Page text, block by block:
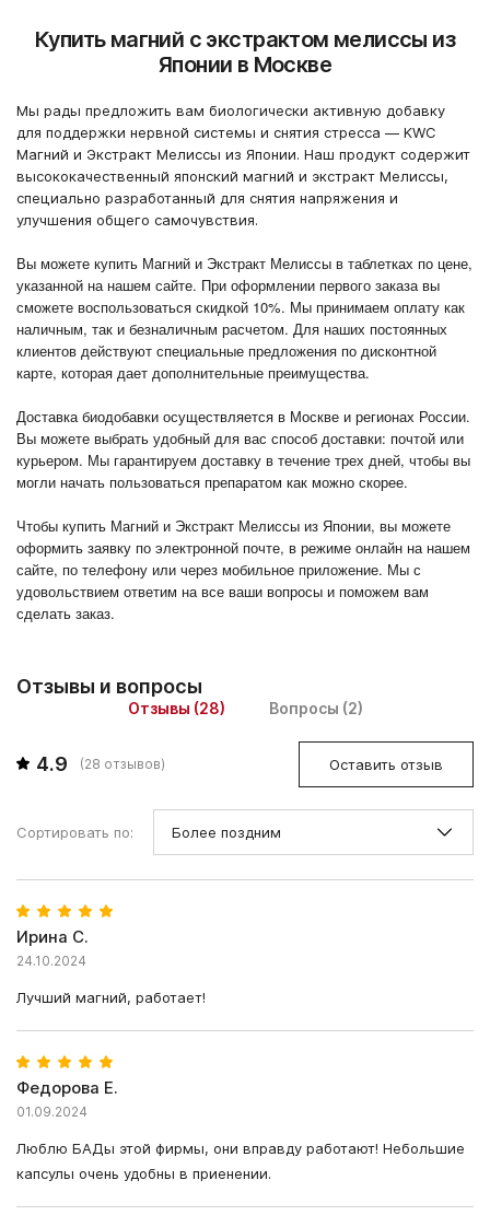
Купить магний с экстрактом мелиссы из
Японии в Москве
Мы рады предложить вам биологически активную добавку
для поддержки нервной системы и снятия стресса — KWC
Магний и Экстракт Мелиссы из Японии. Наш продукт содержит
высококачественный японский магний и экстракт Мелиссы,
специально разработанный для снятия напряжения и
улучшения общего самочувствия.
Вы можете купить Магний и Экстракт Мелиссы в таблетках по цене,
указанной на нашем сайте. При оформлении первого заказа вы
сможете воспользоваться скидкой 10%. Мы принимаем оплату как
наличным, так и безналичным расчетом. Для наших постоянных
клиентов действуют специальные предложения по дисконтной
карте, которая дает дополнительные преимущества.
Доставка биодобавки осуществляется в Москве и регионах России.
Вы можете выбрать удобный для вас способ доставки: почтой или
курьером. Мы гарантируем доставку в течение трех дней, чтобы вы
могли начать пользоваться препаратом как можно скорее.
Чтобы купить Магний и Экстракт Мелиссы из Японии, вы можете
оформить заявку по электронной почте, в режиме онлайн на нашем
сайте, по телефону или через мобильное приложение. Мы с
удовольствием ответим на все ваши вопросы и поможем вам
сделать заказ.
Отзывы и вопросы
Отзывы (28) Вопросы (2)
4.9 (28 отзывов) Оставить отзыв
Сортировать по:
Ирина С.
24.10.2024
Лучший магний, работает!
Федорова Е.
01.09.2024
Люблю БАДы этой фирмы, они вправду работают! Небольшие
капсулы очень удобны в приенении.